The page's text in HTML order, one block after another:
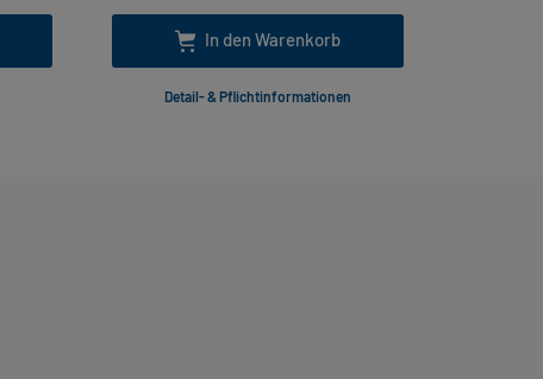
In den Warenkorb
Detail- & Pflichtinformationen